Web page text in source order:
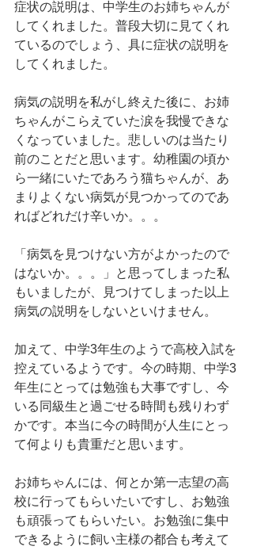
症状の説明は、中学生のお姉ちゃんが
してくれました。普段大切に見てくれ
ているのでしょう、具に症状の説明を
してくれました。
病気の説明を私がし終えた後に、お姉
ちゃんがこらえていた涙を我慢できな
くなっていました。悲しいのは当たり
前のことだと思います。幼稚園の頃か
ら一緒にいたであろう猫ちゃんが、あ
まりよくない病気が見つかってのであ
ればどれだけ辛いか。。。
「病気を見つけない方がよかったので
はないか。。。」と思ってしまった私
もいましたが、見つけてしまった以上
病気の説明をしないといけません。
加えて、中学3年生のようで高校入試を
控えているようです。今の時期、中学3
年生にとっては勉強も大事ですし、今
いる同級生と過ごせる時間も残りわず
かです。本当に今の時間が人生にとっ
て何よりも貴重だと思います。
お姉ちゃんには、何とか第一志望の高
校に行ってもらいたいですし、お勉強
も頑張ってもらいたい。お勉強に集中
できるように飼い主様の都合も考えて